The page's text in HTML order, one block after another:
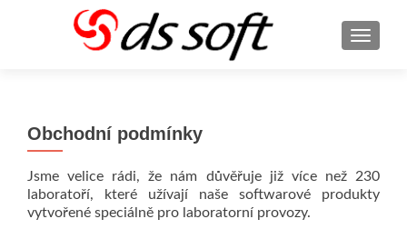
Obchodní podmínky
Jsme velice rádi, že nám důvěřuje již více než 230
laboratoří, které užívají naše softwarové produkty
vytvořené speciálně pro laboratorní provozy.